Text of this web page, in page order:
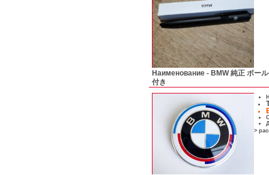
Наименование - BMW 純正 ボー
付き
>